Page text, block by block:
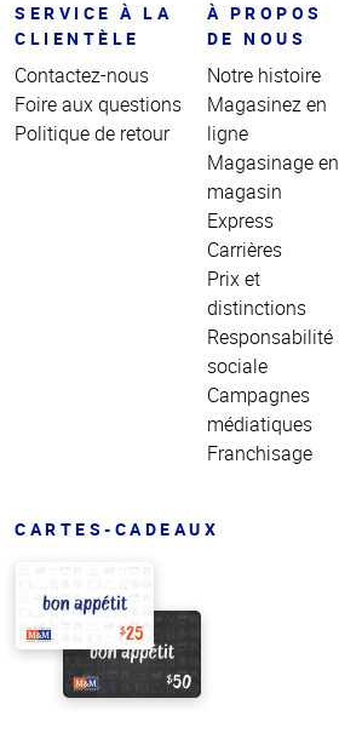
SERVICE À LA
CLIENTÈLE
Contactez-nous
Foire aux questions
Politique de retour
À PROPOS
DE NOUS
Notre histoire
Magasinez en
ligne
Magasinage en
magasin
Express
Carrières
Prix et
distinctions
Responsabilité
sociale
Campagnes
médiatiques
Franchisage
CARTES-CADEAUX